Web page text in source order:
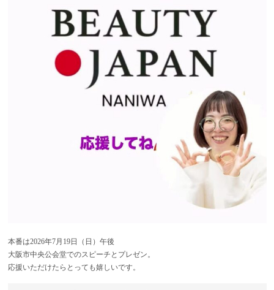
本番は2026年7月19日（日）午後
大阪市中央公会堂でのスピーチとプレゼン。
応援いただけたらとっても嬉しいです。